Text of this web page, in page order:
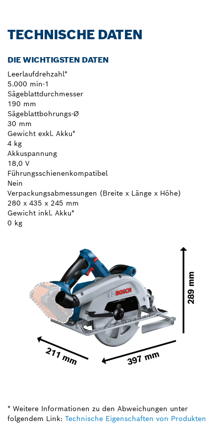
TECHNISCHE DATEN
DIE WICHTIGSTEN DATEN
Leerlaufdrehzahl*
5.000 min-1
Sägeblattdurchmesser
190 mm
Sägeblattbohrungs-Ø
30 mm
Gewicht exkl. Akku*
4 kg
Akkuspannung
18,0 V
Führungsschienenkompatibel
Nein
Verpackungsabmessungen (Breite x Länge x Höhe)
280 x 435 x 245 mm
Gewicht inkl. Akku*
0 kg
* Weitere Informationen zu den Abweichungen unter
folgendem Link: Technische Eigenschaften von Produkten